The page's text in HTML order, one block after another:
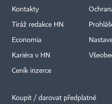
Kontakty
Tiráž redakce HN
Economia
Kariéra v HN
Ceník inzerce
Koupit / darovat předplatné